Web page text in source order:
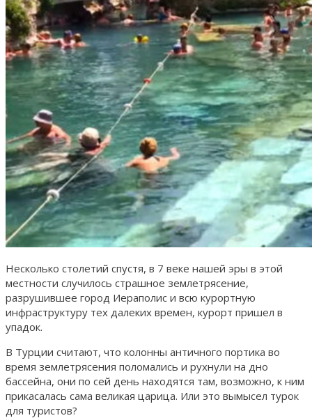
Несколько столетий спустя, в 7 веке нашей эры в этой
местности случилось страшное землетрясение,
разрушившее город Иераполис и всю курортную
инфраструктуру тех далеких времен, курорт пришел в
упадок.
В Турции считают, что колонны античного портика во
время землетрясения поломались и рухнули на дно
бассейна, они по сей день находятся там, возможно, к ним
прикасалась сама великая царица. Или это вымысел турок
для туристов?